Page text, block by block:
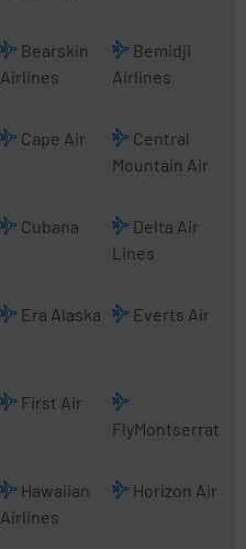
Bearskin
Airlines
Bemidji
Airlines
Cape Air
Central
Mountain Air
Cubana
Delta Air
Lines
Era Alaska Everts Air
First Air
FlyMontserrat
Hawaiian
Airlines
Horizon Air